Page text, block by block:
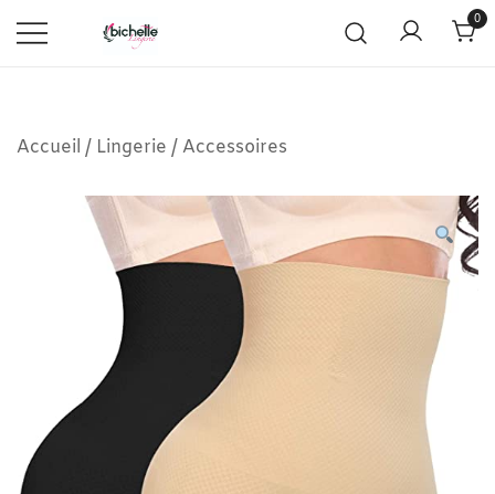
0
Accueil / Lingerie /Accessoires